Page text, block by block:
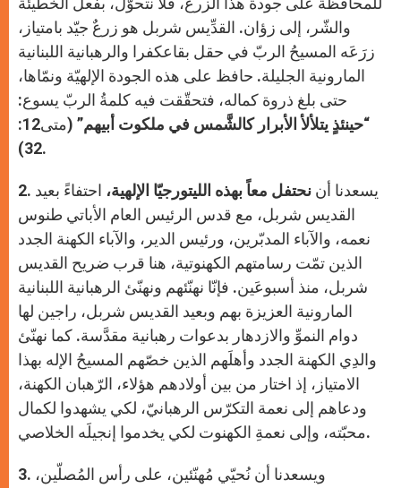
والشّر، إلى زؤان. القدِّيس شربل هو زرعٌ جيّد بامتياز،
زرَعَه المسيحُ الربّ في حقل بقاعكفرا والرهبانية اللبنانية
المارونية الجليلة. حافظ على هذه الجودة الإلهيّة ونمّاها،
حتى بلغ ذروة كماله، فتحقّقت فيه كلمةُ الربّ يسوع:
“حينئذٍ يتلألأ الأبرار كالشَّمس في ملكوت أبيهم
” (متى12:
32).
2. يسعدنا أن نحتفل معاً بهذه الليتورجيّا الإلهية، احتفاءً بعيد
القديس شربل، مع قدس الرئيس العام الأباتي طنوس
نعمه، والآباء المدبّرين، ورئيس الدير، والآباء الكهنة الجدد
الذين تمّت رسامتهم الكهنوتية، هنا قرب ضريح القديس
شربل، منذ أسبوعَين. فإنّا نهنّئهم ونهنّئ الرهبانية اللبنانية
المارونية العزيزة بهم وبعيد القديس شربل، راجين لها
دوام النموِّ والازدهار بدعوات رهبانية مقدَّسة. كما نهنّئ
والدِي الكهنة الجدد وأهلَهم الذين خصّهم المسيحُ الإله بهذا
الامتياز، إذ اختار من بين أولادهم هؤلاء، الرّهبان الكهنة،
ودعاهم إلى نعمة التكرّس الرهبانيّ، لكي يشهدوا لكمال
محبّته، وإلى نعمةِ الكهنوت لكي يخدموا إنجيلَه الخلاصي.
3. ويسعدنا أن نُحيّي مُهنّئين، على رأس المُصلّين،